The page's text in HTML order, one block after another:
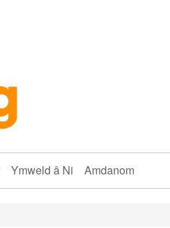
Ymweld â Ni Amdanom